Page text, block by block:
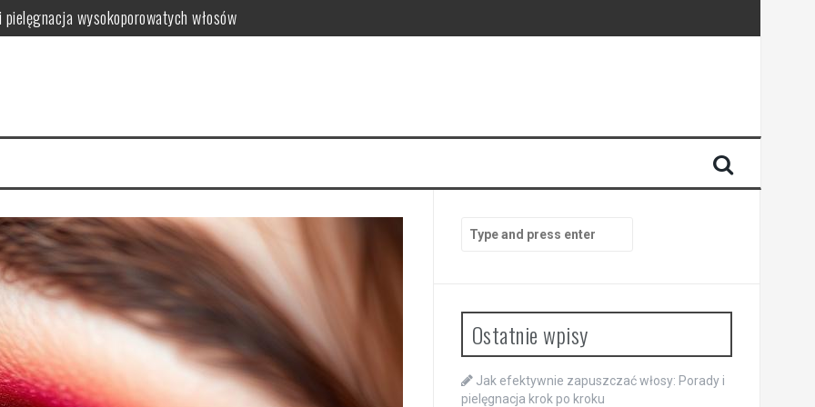
wysokoporowatych włosów
dla skóry
farbowaniu?
pielęgnacja krok po kroku
for:
Ostatnie wpisy
Jak efektywnie zapuszczać włosy: Porady i
pielęgnacja krok po kroku